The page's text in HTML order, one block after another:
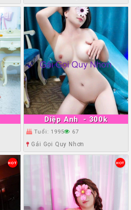
Diệp Anh - 300k
Tuổi: 1995 67
Gái Gọi Quy Nhơn
HOT HOT